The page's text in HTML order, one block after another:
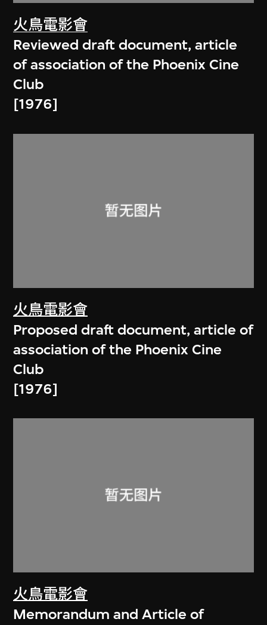
火鳥電影會
Reviewed draft document, article
of association of the Phoenix Cine
Club
[1976]
火鳥電影會
Proposed draft document, article of
association of the Phoenix Cine
Club
[1976]
火鳥電影會
Memorandum and Article of